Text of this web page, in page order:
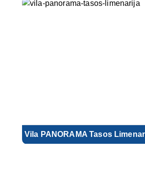
Vila PANORAMA Tasos